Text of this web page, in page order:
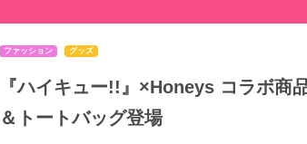
ファッション グッズ
『ハイキュー!!』×Honeys コラボ商
＆トートバッグ登場